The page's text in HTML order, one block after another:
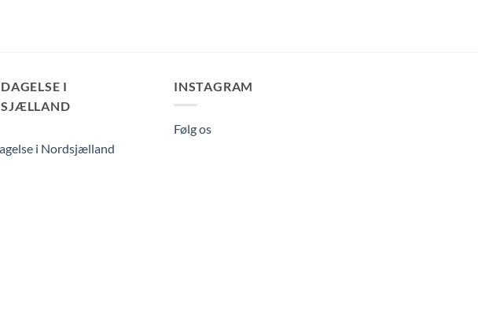
I
i Nordsjælland
INSTAGRAM
Følg os